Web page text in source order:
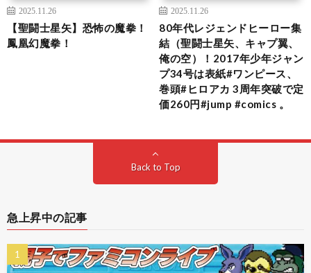
2025.11.26
【聖闘士星矢】恐怖の魔拳！
鳳凰幻魔拳！
2025.11.26
80年代レジェンドヒーロー集
結（聖闘士星矢、キャプ翼、
俺の空）！2017年少年ジャン
プ34号は表紙#ワンピース、
巻頭#ヒロアカ 3周年突破で定
価260円#jump #comics 。
Back to Top
急上昇中の記事